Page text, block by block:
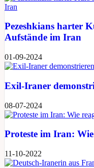
Pezeshkians harter
Aufstände im Iran
01-09-2024
Exil-Iraner
08-07-2024
Proteste im Iran:
11-10-2022